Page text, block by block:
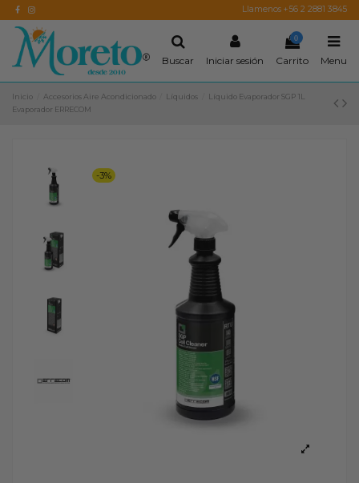
Llamenos +56 2 2881 3845
Buscar Iniciar sesión
0
Carrito Menu
Inicio Accesorios Aire Acondicionado Líquidos
Líquido Evaporador SGP 1L
Evaporador ERRECOM
-3%